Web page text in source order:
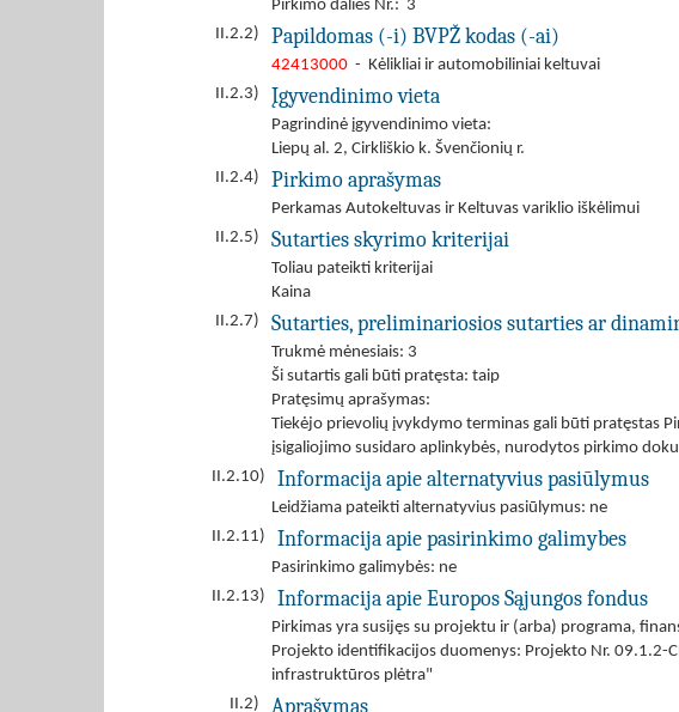
Pirkimo dalies Nr.: 3
II.2.2)
Papildomas (-i) BVPŽ kodas (-ai)
42413000 - Kėlikliai ir automobiliniai keltuvai
II.2.3)
Įgyvendinimo vieta
Pagrindinė įgyvendinimo vieta:
Liepų al. 2, Cirkliškio k. Švenčionių r.
II.2.4)
Pirkimo aprašymas
Perkamas Autokeltuvas ir Keltuvas variklio iškėlimui
II.2.5)
Sutarties skyrimo kriterijai
Toliau pateikti kriterijai
Kaina
II.2.7)
Sutarties, preliminariosios sutarties ar
Trukmė mėnesiais: 3
Ši sutartis gali būti pratęsta: taip
Pratęsimų aprašymas:
Tiekėjo prievolių įvykdymo terminas gali būti pratęstas
įsigaliojimo susidaro aplinkybės, nurodytos pirkimo
II.2.10)
Informacija apie alternatyvius pasiūlymus
Leidžiama pateikti alternatyvius pasiūlymus: ne
II.2.11)
Informacija apie pasirinkimo galimybes
Pasirinkimo galimybės: ne
II.2.13)
Informacija apie Europos Sąjungos fondus
Pirkimas yra susijęs su projektu ir (arba) programa,
Projekto identifikacijos duomenys: Projekto Nr. 09.1.2-
infrastruktūros plėtra"
II.2)
Aprašymas